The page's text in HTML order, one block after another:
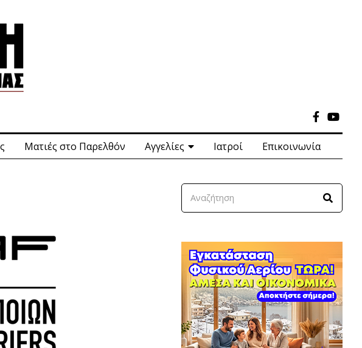
Ματιές στο Παρελθόν Αγγελίες Ιατροί Επικοινωνία